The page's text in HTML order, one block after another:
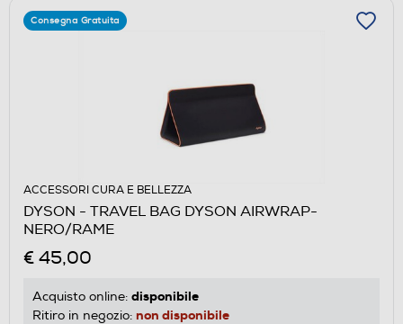
Consegna Gratuita
ACCESSORI CURA E BELLEZZA
DYSON - TRAVEL BAG DYSON AIRWRAP-
NERO/RAME
€ 45,00
Acquisto online: disponibile
Ritiro in negozio: non disponibile